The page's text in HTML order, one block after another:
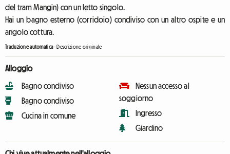
del tram Mangin) con un letto singolo.
Hai un bagno esterno (corridoio) condiviso con un altro ospite e un
angolo cottura.
Traduzione automatica-Descrizione originale
Alloggio
Bagno condiviso
Bagno condiviso
Cucina in comune
Nessun accesso al
soggiorno
Ingresso
Giardino